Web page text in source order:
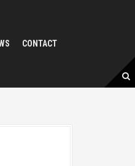
CONTACT